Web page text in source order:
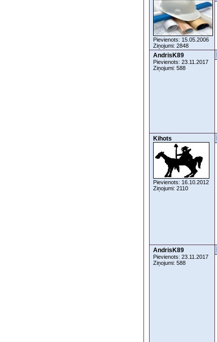
Pievienots: 15.05.2006
Ziņojumi: 2848
AndrisK89
Pievienots: 23.11.2017
Ziņojumi: 588
Kihots
Pievienots: 16.10.2012
Ziņojumi: 2110
AndrisK89
Pievienots: 23.11.2017
Ziņojumi: 588